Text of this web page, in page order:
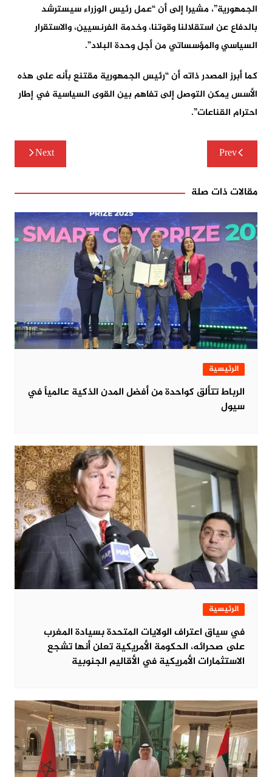
الجمهورية”، مشيرا إلى أن “عمل رئيس الوزراء سيسترشد
بالدفاع عن استقلالنا وقوتنا، وخدمة الفرنسيين، والاستقرار
السياسي والمؤسساتي من أجل وحدة البلاد”.
كما أبرز المصدر ذاته أن “رئيس الجمهورية مقتنع بأنه على هذه
الأسس يمكن التوصل إلى تفاهم بين القوى السياسية في إطار
احترام القناعات”.
تصفّح
المقالاتPrev
Next
مقالات ذات صلة
الرئيسية
الرباط تتألق كواحدة من أفضل المدن الذكية عالمياً في
سيول
الرئيسية
في سياق اعتراف الولايات المتحدة بسيادة المغرب
على صحرائه، الحكومة الأمريكية تعلن أنها تشجع
الاستثمارات الأمريكية في الأقاليم الجنوبية